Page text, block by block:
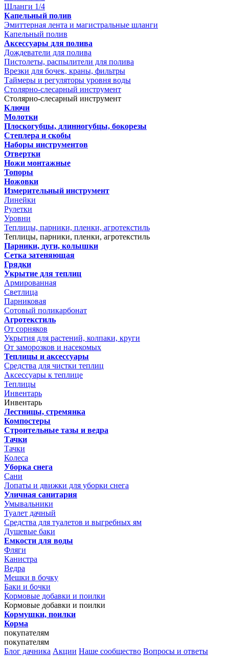
Шланги 1/4
Капельный полив
Эмиттерная лента и магистральные шланги
Капельный полив
Аксессуары для полива
Дождеватели для полива
Пистолеты, распылители для полива
Врезки для бочек, краны, фильтры
Таймеры и регуляторы уровня воды
Столярно-слесарный инструмент
Столярно-слесарный инструмент
Ключи
Молотки
Плоскогубцы, длинногубцы, бокорезы
Степлера и скобы
Наборы инструментов
Отвертки
Ножи монтажные
Топоры
Ножовки
Измерительный инструмент
Линейки
Рулетки
Уровни
Теплицы, парники, пленки, агротекстиль
Теплицы, парники, пленки, агротекстиль
Парники, дуги, колышки
Сетка затеняющая
Грядки
Укрытие для теплиц
Армированная
Светлица
Парниковая
Сотовый поликарбонат
Агротекстиль
От сорняков
Укрытия для растений, колпаки, круги
От заморозков и насекомых
Теплицы и аксессуары
Средства для чистки теплиц
Аксессуары к теплице
Теплицы
Инвентарь
Инвентарь
Лестницы, стремянка
Компостеры
Строительные тазы и ведра
Тачки
Тачки
Колеса
Уборка снега
Сани
Лопаты и движки для уборки снега
Уличная санитария
Умывальники
Туалет дачный
Средства для туалетов и выгребных ям
Душевые баки
Емкости для воды
Фляги
Канистра
Ведра
Мешки в бочку
Баки и бочки
Кормовые добавки и поилки
Кормовые добавки и поилки
Кормушки, поилки
Корма
покупателям
покупателям
Блог дачника Акции Наше сообщество Вопросы и ответы